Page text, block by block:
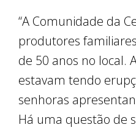
“A Comunidade da
produtores
de 50 anos no local.
estavam tendo
senhoras
Há uma questão de